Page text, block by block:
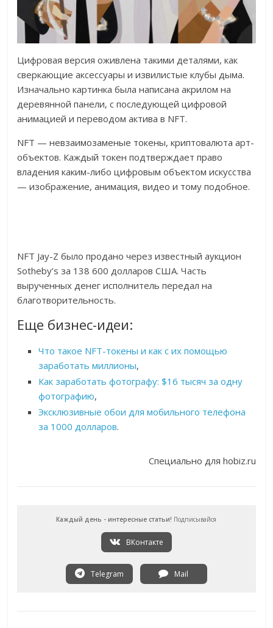
Цифровая версия оживлена такими деталями, как
сверкающие аксессуары и извилистые клубы дыма.
Изначально картинка была написана акрилом на
деревянной панели, с последующей цифровой
анимацией и переводом актива в NFT.
NFT — невзаимозаменые токены, криптовалюта арт-
объектов. Каждый токен подтверждает право
владения каким-либо цифровым объектом искусства
— изображение, анимация, видео и тому подобное.
NFT Jay-Z было продано через известный аукцион
Sotheby’s за 138 600 долларов США. Часть
вырученных денег исполнитель передал на
благотворительность.
Еще бизнес-идеи:
Что такое NFT-токены и как с их помощью
заработать миллионы,
Как заработать фотографу: $16 тысяч за одну
фотографию,
Эксклюзивные обои для мобильного телефона
за 1000 долларов.
Специально для hobiz.ru
Каждый день - интересные статьи! Подписывайся
ВКонтакте
Telegram Mail